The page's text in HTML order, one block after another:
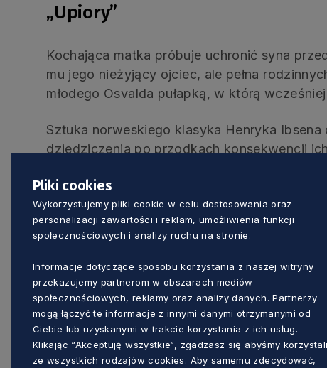
„Upiory”
Kochająca matka próbuje uchronić syna
mu jego nieżyjący ojciec, ale pełna
młodego Osvalda pułapką, w którą
Sztuka norweskiego klasyka Henryka
dziedziczenia po przodkach konsekwencji
przed przeznaczeniem jest niemożliwa, a
się katastrofą.
Autor sztuki: Henrik Ibsen
Przekład: Anna Marciniakówna
Dramaturgia i reżyseria: Olga Grzelak
Scenografia i kostiumy: Anna Oramus
Muzyka: Andrzej Konieczny
Wizualizacje: Natan Berkowicz
Reżyseria światła: Klaudyna Schubert
Pliki cookies
Wykorzystujemy pliki cookie w celu dostosowania oraz
personalizacji zawartości i reklam, umożliwienia funkcji
społecznościowych i analizy ruchu na stronie.
Informacje dotyczące sposobu korzystania z naszej witryny
przekazujemy partnerom w obszarach mediów
społecznościowych, reklamy oraz analizy danych. Partnerzy
mogą łączyć te informacje z innymi danymi otrzymanymi od
Ciebie lub uzyskanymi w trakcie korzystania z ich usług.
Klikając “Akceptuję wszystkie“, zgadzasz się abyśmy
ze wszystkich rodzajów cookies. Aby samemu zdecydować,